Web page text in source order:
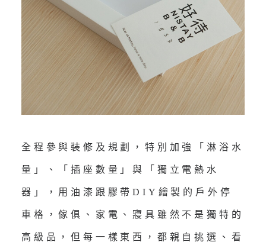
全程參與裝修及規劃，特別加強「淋浴水
量」、「插座數量」與「獨立電熱水
器」，用油漆跟膠帶DIY繪製的戶外停
車格，傢俱、家電、寢具雖然不是獨特的
高級品，但每一樣東西，都親自挑選、看